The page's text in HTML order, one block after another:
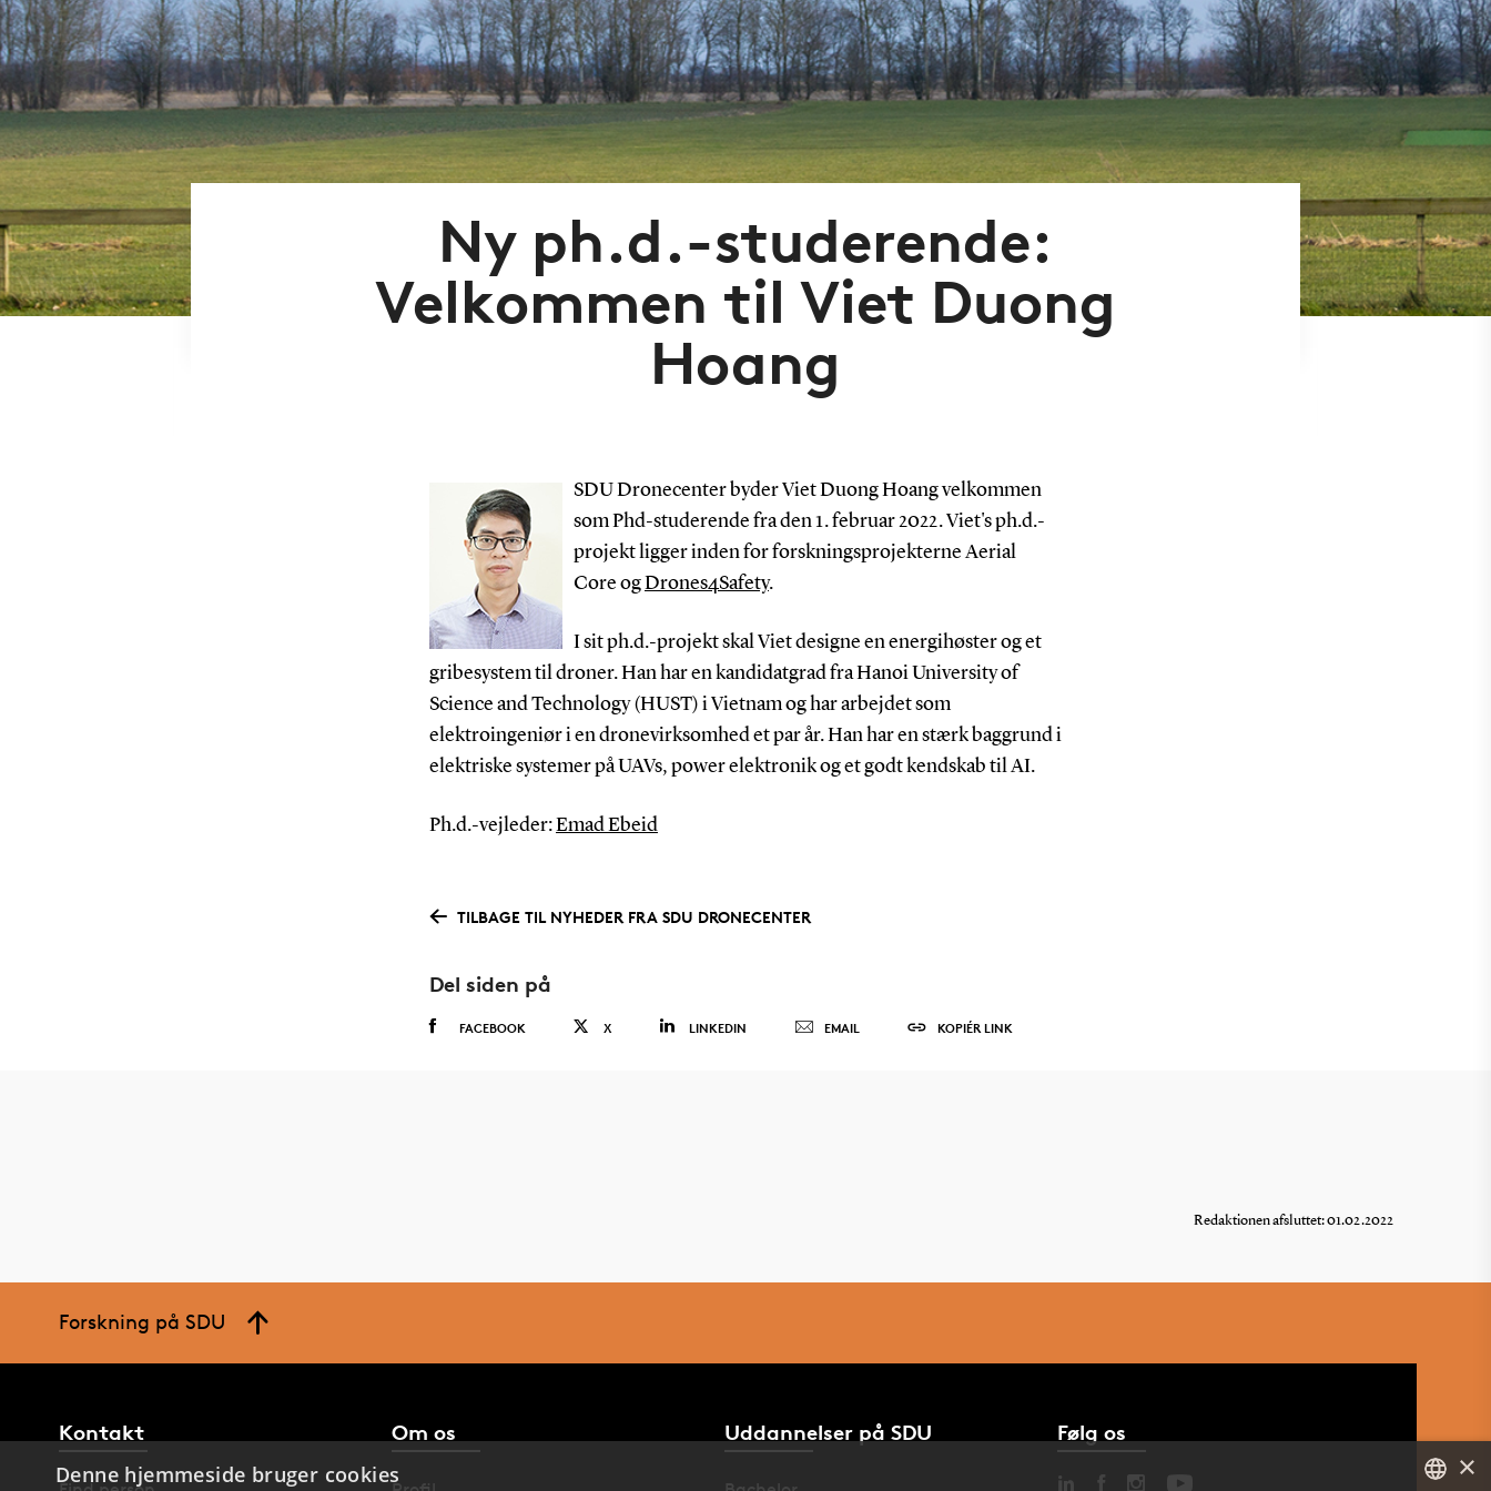
Ny ph.d.-studerende:
Velkommen til Viet Duong
Hoang
SDU Dronecenter byder Viet Duong Hoang velkommen
som Phd-studerende fra den 1. februar 2022. Viet's ph.d.-
projekt ligger inden for forskningsprojekterne Aerial
Core ogDrones4Safety.
I sit ph.d.-projekt skal Viet designe en energihøster og et
gribesystem til droner. Han har en kandidatgrad fra Hanoi University of
Science and Technology (HUST) i Vietnam og har arbejdet som
elektroingeniør i en dronevirksomhed et par år. Han har en stærk baggrund i
elektriske systemer på UAVs, power elektronik og et godt kendskab til AI.
Ph.d.-vejleder:Emad Ebeid
TILBAGE TIL NYHEDER FRA SDU DRONECENTER
Del siden på
FACEBOOK X LINKEDIN EMAIL KOPIÉR LINK
Redaktionen afsluttet: 01.02.2022
Forskning på SDU
Kontakt Om os Uddannelser på SDU Følg os
×
Denne hjemmeside bruger cookies